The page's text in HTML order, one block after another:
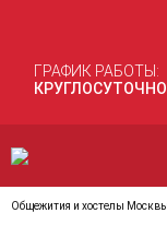
ГРАФИК РАБОТЫ:
КРУГЛОСУТОЧНО
Общежития и хостелы Москвы